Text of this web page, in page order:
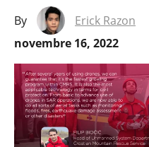
By
Erick Razon
novembre 16, 2022